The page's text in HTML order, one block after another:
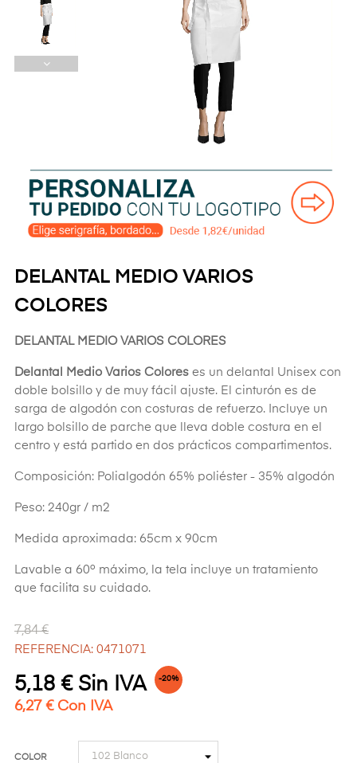
DELANTAL MEDIO VARIOS
COLORES
DELANTAL MEDIO VARIOS COLORES
Delantal Medio Varios Colores es un delantal Unisex con
doble bolsillo y de muy fácil ajuste. El cinturón es de
sarga de algodón con costuras de refuerzo. Incluye un
largo bolsillo de parche que lleva doble costura en el
centro y está partido en dos prácticos compartimentos.
Composición: Polialgodón 65% poliéster - 35% algodón
Peso: 240gr / m2
Medida aproximada: 65cm x 90cm
Lavable a 60º máximo, la tela incluye un tratamiento
que facilita su cuidado.
7,84 €
REFERENCIA: 0471071
5,18 € Sin IVA -20%
6,27 € Con IVA
COLOR